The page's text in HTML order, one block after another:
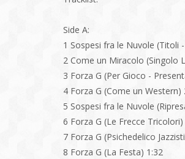
Side A:
1 Sospesi fra le Nuvole (Titoli
2 Come un Miracolo (Singolo
3 Forza G (Per Gioco -
4 Forza G (Come un Western)
5 Sospesi fra le Nuvole
6 Forza G (Le Frecce Tricolori)
7 Forza G (Psichedelico
8 Forza G (La Festa) 1:32